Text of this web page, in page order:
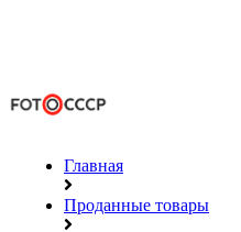
Главная
Проданные товары